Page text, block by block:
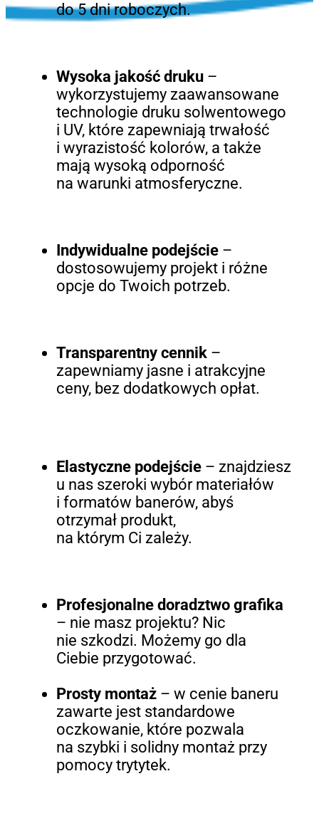
do 5 dni roboczych.
Wysoka jakość druku–
wykorzystujemy zaawansowane
technologie druku solwentowego
i UV, które zapewniają trwałość
i wyrazistość kolorów, a także
mają wysoką odporność
na warunki atmosferyczne.
Indywidualne podejście–
dostosowujemy projekt i różne
opcje do Twoich potrzeb.
Transparentny cennik–
zapewniamy jasne i atrakcyjne
ceny, bez dodatkowych opłat.
Elastyczne podejście– znajdziesz
u nas szeroki wybór materiałów
i formatów banerów, abyś
otrzymał produkt,
na którym Ci zależy.
Profesjonalne doradztwo grafika
– nie masz projektu? Nic
nie szkodzi. Możemy go dla
Ciebie przygotować.
Prosty montaż – w cenie baneru
zawarte jest standardowe
oczkowanie, które pozwala
na szybki i solidny montaż przy
pomocy trytytek.